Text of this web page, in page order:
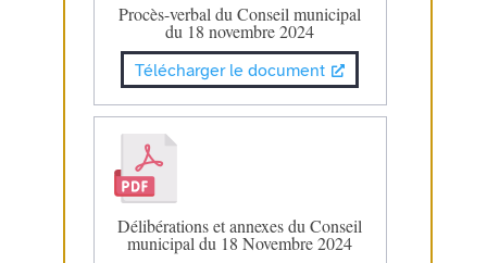
Procès-verbal du Conseil municipal
du 18 novembre 2024
Télécharger le document
Délibérations et annexes du Conseil
municipal du 18 Novembre 2024